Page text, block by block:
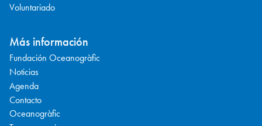
Voluntariado
Más información
Fundación Oceanogràfic
Noticias
Agenda
Contacto
Oceanogràfic